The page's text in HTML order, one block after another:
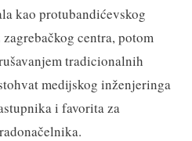
kao protubandićevskog
centra, potom
tradicionalnih
medijskog inženjeringa
i favorita za